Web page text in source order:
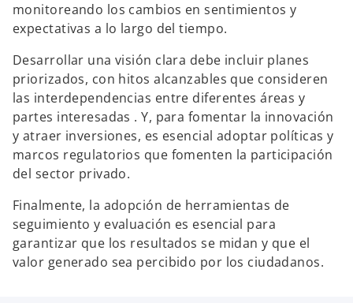
monitoreando los cambios en sentimientos y
expectativas a lo largo del tiempo.
Desarrollar una visión clara debe incluir planes
priorizados, con hitos alcanzables que consideren
las interdependencias entre diferentes áreas y
partes interesadas . Y, para fomentar la innovación
y atraer inversiones, es esencial adoptar políticas y
marcos regulatorios que fomenten la participación
del sector privado.
Finalmente, la adopción de herramientas de
seguimiento y evaluación es esencial para
garantizar que los resultados se midan y que el
valor generado sea percibido por los ciudadanos.
s
e
a